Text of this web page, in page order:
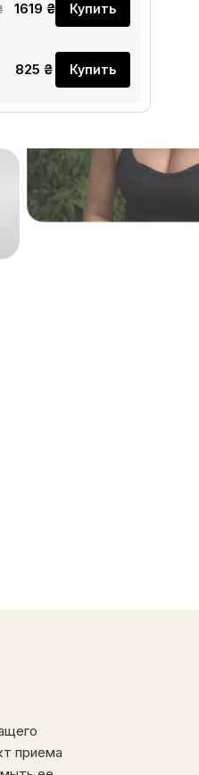
1619 ₴ Купить
825 ₴ Купить
приема